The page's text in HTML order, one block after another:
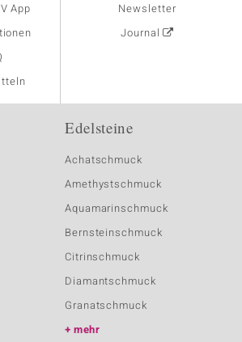
App
Newsletter
Journal
Edelsteine
Achatschmuck
Amethystschmuck
Aquamarinschmuck
Bernsteinschmuck
Citrinschmuck
Diamantschmuck
Granatschmuck
mehr